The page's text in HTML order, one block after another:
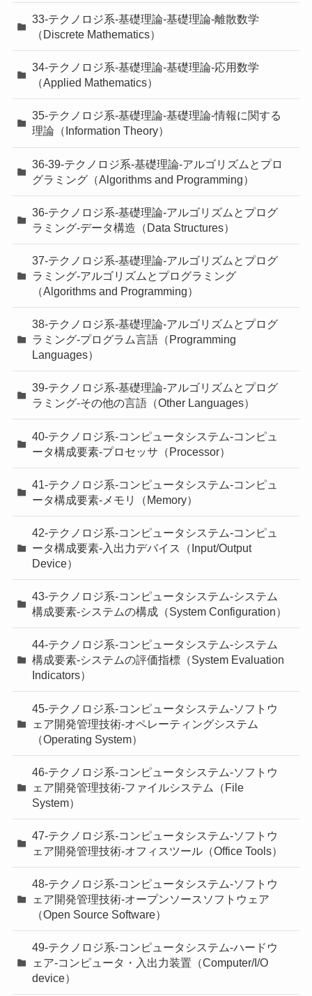
33-テクノロジ系-基礎理論-基礎理論-離散数学
（Discrete Mathematics）
34-テクノロジ系-基礎理論-基礎理論-応用数学
（Applied Mathematics）
35-テクノロジ系-基礎理論-基礎理論-情報に関する
理論（Information Theory）
36-39-テクノロジ系-基礎理論-アルゴリズムとプロ
グラミング（Algorithms and Programming）
36-テクノロジ系-基礎理論-アルゴリズムとプログ
ラミング-データ構造（Data Structures）
37-テクノロジ系-基礎理論-アルゴリズムとプログ
ラミング-アルゴリズムとプログラミング
（Algorithms and Programming）
38-テクノロジ系-基礎理論-アルゴリズムとプログ
ラミング-プログラム言語（Programming
Languages）
39-テクノロジ系-基礎理論-アルゴリズムとプログ
ラミング-その他の言語（Other Languages）
40-テクノロジ系-コンピュータシステム-コンピュ
ータ構成要素-プロセッサ（Processor）
41-テクノロジ系-コンピュータシステム-コンピュ
ータ構成要素-メモリ（Memory）
42-テクノロジ系-コンピュータシステム-コンピュ
ータ構成要素-入出力デバイス（Input/Output
Device）
43-テクノロジ系-コンピュータシステム-システム
構成要素-システムの構成（System Configuration）
44-テクノロジ系-コンピュータシステム-システム
構成要素-システムの評価指標（System Evaluation
Indicators）
45-テクノロジ系-コンピュータシステム-ソフトウ
ェア開発管理技術-オペレーティングシステム
（Operating System）
46-テクノロジ系-コンピュータシステム-ソフトウ
ェア開発管理技術-ファイルシステム（File
System）
47-テクノロジ系-コンピュータシステム-ソフトウ
ェア開発管理技術-オフィスツール（Office Tools）
48-テクノロジ系-コンピュータシステム-ソフトウ
ェア開発管理技術-オープンソースソフトウェア
（Open Source Software）
49-テクノロジ系-コンピュータシステム-ハードウ
ェア-コンピュータ・入出力装置（Computer/I/O
device）